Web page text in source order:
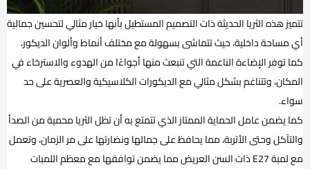
تتميز هذه الثريا الحديثة ذات التصميم المستطيل بأنها خيار مثالي لتحسين جمالية
أي مساحة داخلية، حيث تتماشى بسهولة مع مختلف أنماط وألوان الديكور،
كما توفر الإضاءة الناعمة التي تنبعث منها أجواءًا من الهدوء والاسترخاء في
المكان، وتتناغم بشكل مثالي مع الديكورات الكلاسيكية والعصرية على حد
سواء.
كما يضمن عامل الحماية الممتاز الذي تتمتع به أن تظل الثريا محمية من الصدأ
والتآكل وحتى الأتربة، مما يحافظ على جمالها ونضارتها على مر الزمان، وتعمل
مع لمبة E27 ذات السن العريض مما يضمن توافقها مع معظم اللمبات